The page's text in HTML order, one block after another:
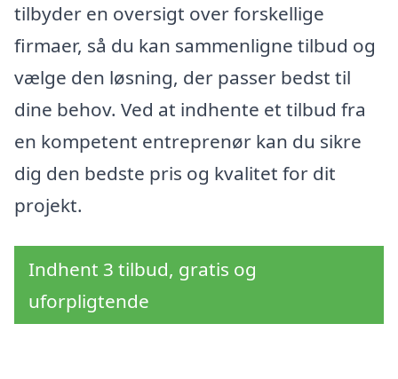
tilbyder en oversigt over forskellige
firmaer, så du kan sammenligne tilbud og
vælge den løsning, der passer bedst til
dine behov. Ved at indhente et tilbud fra
en kompetent entreprenør kan du sikre
dig den bedste pris og kvalitet for dit
projekt.
Indhent 3 tilbud, gratis og
uforpligtende